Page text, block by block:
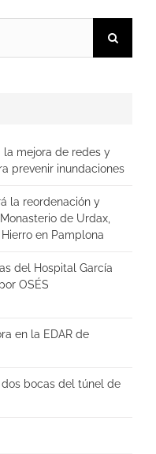
la mejora de redes y
prevenir inundaciones
la reordenación y
de Urdax,
en Pamplona
del Hospital García
OSÉS
en la EDAR de
bocas del túnel de